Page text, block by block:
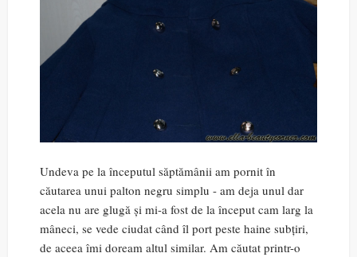
Undeva pe la începutul săptămânii am pornit în
căutarea unui palton negru simplu - am deja unul dar
acela nu are glugă și mi-a fost de la început cam larg la
mâneci, se vede ciudat când îl port peste haine subțiri,
de aceea îmi doream altul similar. Am căutat printr-o